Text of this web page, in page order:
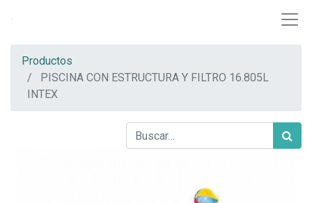
Productos
PISCINA CON ESTRUCTURA Y FILTRO 16.805L
INTEX